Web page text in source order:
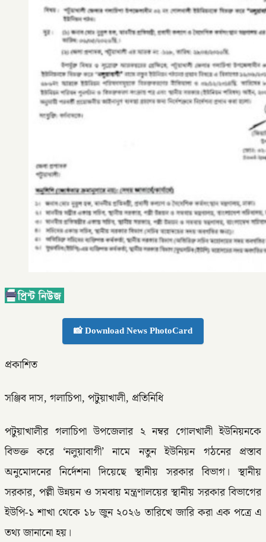
📸 Download News PhotoCard
প্রকাশিত
সঞ্জিব দাস, গলাচিপা, পটুয়াখালী, প্রতিনিধি
পটুয়াখালীর গলাচিপা উপজেলার ২ নম্বর গোলখালী ইউনিয়নকে
বিভক্ত করে ‘নলুয়াবাগী’ নামে নতুন ইউনিয়ন গঠনের প্রস্তাব
অনুমোদনের নির্দেশনা দিয়েছে স্থানীয় সরকার বিভাগ। স্থানীয়
সরকার, পল্লী উন্নয়ন ও সমবায় মন্ত্রণালয়ের স্থানীয় সরকার বিভাগের
ইউপি-১ শাখা থেকে ১৮ জুন ২০২৬ তারিখে জারি করা এক পত্রে এ
তথ্য জানানো হয়।